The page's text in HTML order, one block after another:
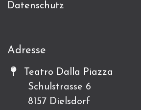
Datenschutz
Adresse
Teatro Dalla Piazza
Schulstrasse 6
8157 Dielsdorf